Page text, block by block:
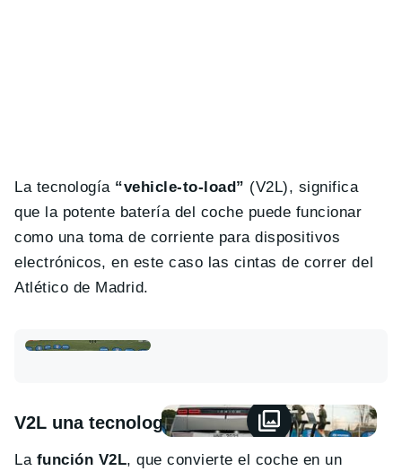
La tecnología “vehicle-to-load” (V2L), significa
que la potente batería del coche puede funcionar
como una toma de corriente para dispositivos
electrónicos, en este caso las cintas de correr del
Atlético de Madrid.
V2L una tecnología que ayuda
La función V2L, que convierte el coche en un